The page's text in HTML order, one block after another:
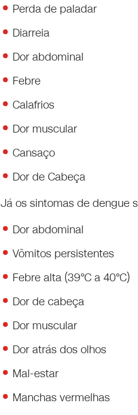
Perda de paladar
Diarreia
Dor abdominal
Febre
Calafrios
Dor muscular
Cansaço
Dor de Cabeça
Já os sintomas de dengue
Dor abdominal
Vômitos persistentes
Febre alta (39°C a 40°C)
Dor de cabeça
Dor muscular
Dor atrás dos olhos
Mal-estar
Manchas vermelhas